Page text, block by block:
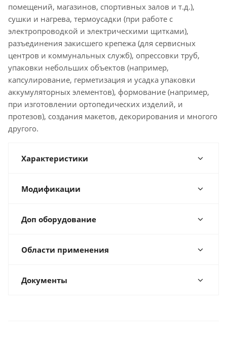
помещений, магазинов, спортивных залов и т.д.),
сушки и нагрева, термоусадки (при работе с
электропроводкой и электрическими щитками),
разъединения закисшего крепежа (для сервисных
центров и коммунальных служб), опрессовки труб,
упаковки небольших объектов (например,
капсулирование, герметизация и усадка упаковки
аккумуляторных элементов), формование (например,
при изготовлении ортопедических изделий, и
протезов), создания макетов, декорирования и многого
другого.
Характеристики
Модификации
Доп оборудование
Области применения
Документы